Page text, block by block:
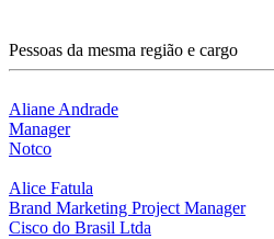
Pessoas da mesma região e cargo
Aliane Andrade
Manager
Notco
Alice Fatula
Brand Marketing Project Manager
Cisco do Brasil Ltda